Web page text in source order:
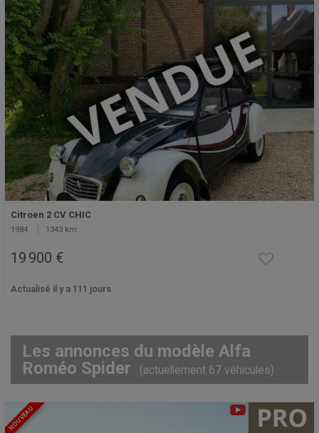
Citroen 2 CV CHIC
1984 1343 km
19 900 €
Actualisé il y a 111 jours
Les annonces du modèle Alfa
Roméo Spider
(actuellement 67 véhicules)
NOUVEAU